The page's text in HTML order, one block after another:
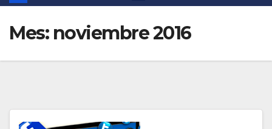
Mes: noviembre 2016